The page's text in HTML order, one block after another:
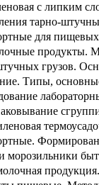
с липким
тарно-
для
продукты.
грузов.
Типы,
морозильники